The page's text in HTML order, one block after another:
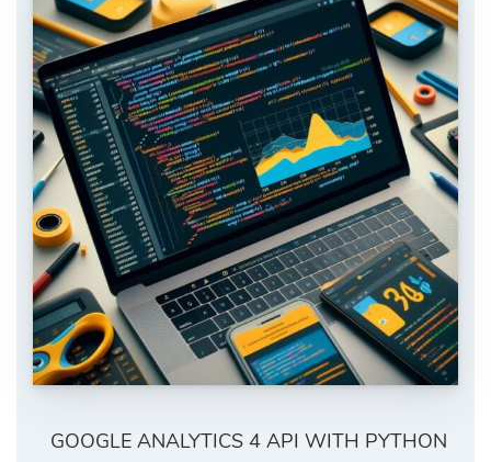
GOOGLE ANALYTICS 4 API WITH PYTHON